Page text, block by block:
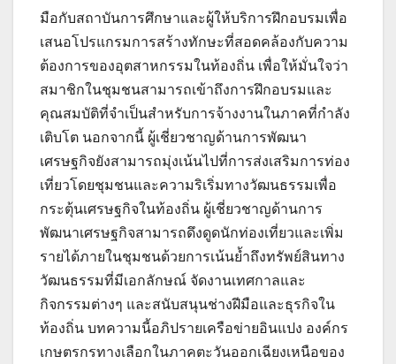
มือกับสถาบันการศึกษาและผู้ให้บริการฝึกอบรมเพื่อ
เสนอโปรแกรมการสร้างทักษะที่สอดคล้องกับความ
ต้องการของอุตสาหกรรมในท้องถิ่น เพื่อให้มั่นใจว่า
สมาชิกในชุมชนสามารถเข้าถึงการฝึกอบรมและ
คุณสมบัติที่จำเป็นสำหรับการจ้างงานในภาคที่กำลัง
เติบโต นอกจากนี้ ผู้เชี่ยวชาญด้านการพัฒนา
เศรษฐกิจยังสามารถมุ่งเน้นไปที่การส่งเสริมการท่อง
เที่ยวโดยชุมชนและความริเริ่มทางวัฒนธรรมเพื่อ
กระตุ้นเศรษฐกิจในท้องถิ่น ผู้เชี่ยวชาญด้านการ
พัฒนาเศรษฐกิจสามารถดึงดูดนักท่องเที่ยวและเพิ่ม
รายได้ภายในชุมชนด้วยการเน้นย้ำถึงทรัพย์สินทาง
วัฒนธรรมที่มีเอกลักษณ์ จัดงานเทศกาลและ
กิจกรรมต่างๆ และสนับสนุนช่างฝีมือและธุรกิจใน
ท้องถิ่น บทความนี้อภิปรายเครือข่ายอินแปง องค์กร
เกษตรกรทางเลือกในภาคตะวันออกเฉียงเหนือของ